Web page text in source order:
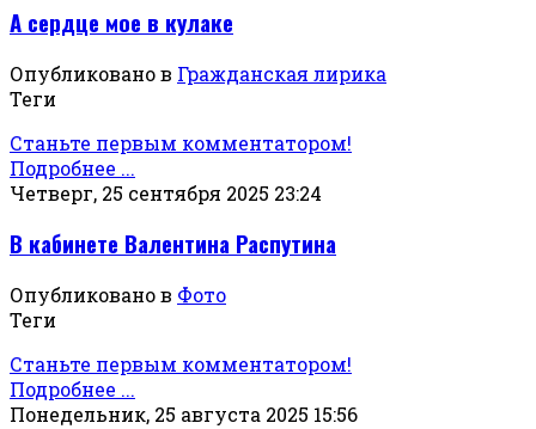
А сердце мое в кулаке
Опубликовано в Гражданская лирика
Теги
Станьте первым комментатором!
Подробнее ...
Четверг, 25 сентября 2025 23:24
В кабинете Валентина Распутина
Опубликовано в Фото
Теги
Станьте первым комментатором!
Подробнее ...
Понедельник, 25 августа 2025 15:56